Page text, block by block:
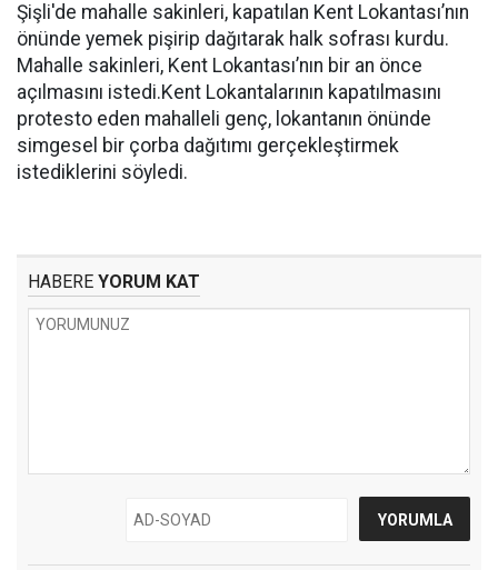
Şişli'de mahalle sakinleri, kapatılan Kent Lokantası’nın
önünde yemek pişirip dağıtarak halk sofrası kurdu.
Mahalle sakinleri, Kent Lokantası’nın bir an önce
açılmasını istedi.Kent Lokantalarının kapatılmasını
protesto eden mahalleli genç, lokantanın önünde
simgesel bir çorba dağıtımı gerçekleştirmek
istediklerini söyledi.
HABERE YORUM KAT